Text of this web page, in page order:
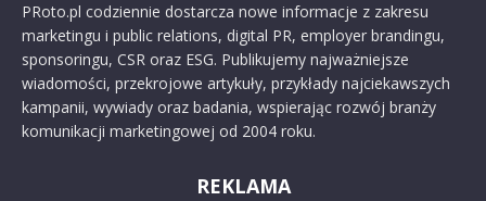
PRoto.pl codziennie dostarcza nowe informacje z zakresu
marketingu i public relations, digital PR, employer brandingu,
sponsoringu, CSR oraz ESG. Publikujemy najważniejsze
wiadomości, przekrojowe artykuły, przykłady najciekawszych
kampanii, wywiady oraz badania, wspierając rozwój branży
komunikacji marketingowej od 2004 roku.
REKLAMA